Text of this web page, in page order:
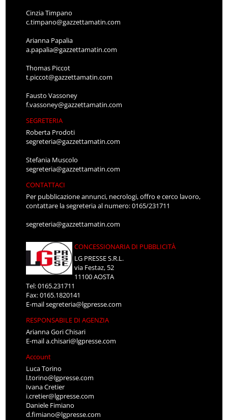
Cinzia Timpano
c.timpano@gazzettamatin.com
Arianna Papalia
a.papalia@gazzettamatin.com
Thomas Piccot
t.piccot@gazzettamatin.com
Fausto Vassoney
f.vassoney@gazzettamatin.com
SEGRETERIA
Roberta Prodoti
segreteria@gazzettamatin.com
Stefania Muscolo
segreteria@gazzettamatin.com
CONTATTACI
Per pubblicazione annunci, necrologi, offro e cerco lavoro,
contattare la segreteria al numero: 0165/231711
segreteria@gazzettamatin.com
CONCESSIONARIA DI PUBBLICITÀ
LG PRESSE S.R.L.
via Festaz, 52
11100 AOSTA
Tel: 0165.231711
Fax: 0165.1820141
E-mailsegreteria@lgpresse.com
RESPONSABILE DI AGENZIA
Arianna Gori Chisari
E-maila.chisari@lgpresse.com
Account
Luca Torino
l.torino@lgpresse.com
Ivana Cretier
i.cretier@lgpresse.com
Daniele Fimiano
d.fimiano@lgpresse.com